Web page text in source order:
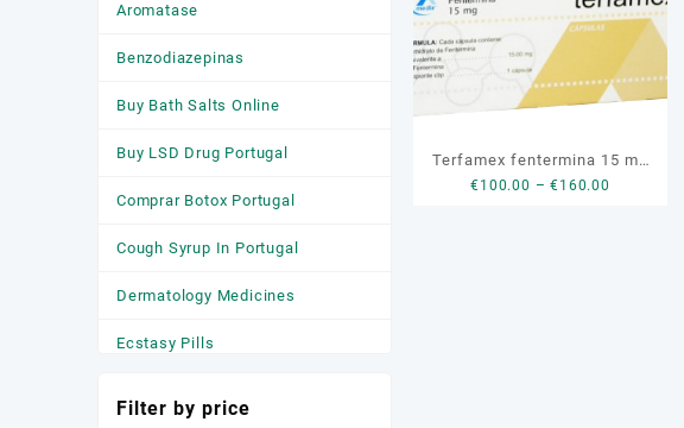
Aromatase
Benzodiazepinas
Buy Bath Salts Online
Buy LSD Drug Portugal
Comprar Botox Portugal
Cough Syrup In Portugal
Dermatology Medicines
Ecstasy Pills
Terfamex fentermina 15 mg
buy genuine
€100.00 – €160.00
Filter by price